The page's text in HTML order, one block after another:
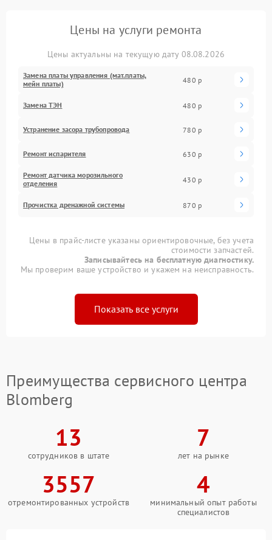
Цены на услуги ремонта
Цены актуальны на текущую дату 08.08.2026
Замена платы управления (мат.платы,
мейн платы)
480 р
Замена ТЭН 480 р
Устранение засора трубопровода 780 р
Ремонт испарителя 630 р
Ремонт датчика морозильного
отделения
430 р
Прочистка дренажной системы 870 р
Цены в прайс-листе указаны ориентировочные, без учета
стоимости запчастей.
Записывайтесь на бесплатную диагностику.
Мы проверим ваше устройство и укажем на неисправность.
Показать все услуги
Преимущества сервисного центра
Blomberg
13
сотрудников в штате
7
лет на рынке
3557
отремонтированных устройств
4
минимальный опыт работы
специалистов